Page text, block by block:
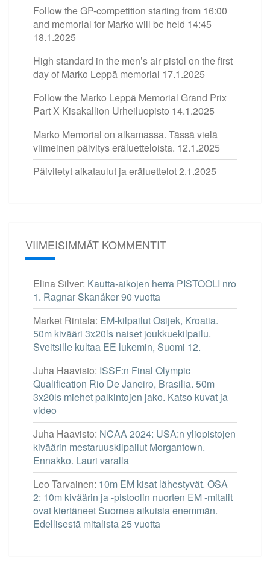
Follow the GP-competition starting from 16:00
and memorial for Marko will be held 14:45
18.1.2025
High standard in the men’s air pistol on the first
day of Marko Leppä memorial 17.1.2025
Follow the Marko Leppä Memorial Grand Prix
Part X Kisakallion Urheiluopisto 14.1.2025
Marko Memorial on alkamassa. Tässä vielä
viimeinen päivitys eräluetteloista. 12.1.2025
Päivitetyt aikataulut ja eräluettelot2.1.2025
VIIMEISIMMÄT KOMMENTIT
Elina Silver: Kautta-aikojen herra PISTOOLI nro
1. Ragnar Skanåker 90 vuotta
Market Rintala: EM-kilpailut Osijek, Kroatia.
50m kivääri 3x20ls naiset joukkuekilpailu.
Sveitsille kultaa EE lukemin, Suomi 12.
Juha Haavisto: ISSF:n Final Olympic
Qualification Rio De Janeiro, Brasilia. 50m
3x20ls miehet palkintojen jako. Katso kuvat ja
video
Juha Haavisto: NCAA 2024: USA:n yliopistojen
kiväärin mestaruuskilpailut Morgantown.
Ennakko. Lauri varalla
Leo Tarvainen: 10m EM kisat lähestyvät. OSA
2: 10m kiväärin ja -pistoolin nuorten EM -mitalit
ovat kiertäneet Suomea aikuisia enemmän.
Edellisestä mitalista 25 vuotta